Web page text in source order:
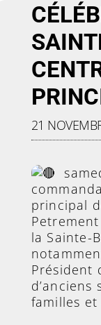
21
principal
la Sainte-
Président
d’anciens
familles et